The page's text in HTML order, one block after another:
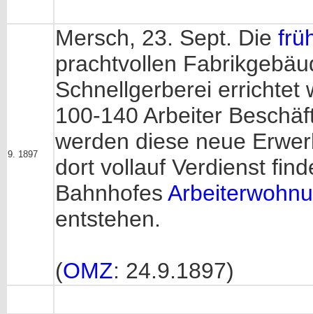
9. 1897
Mersch, 23. Sept. Die
prachtvollen
Schnellgerberei errichtet
100-140 Arbeiter
werden diese neue
dort vollauf Verdienst
Bahnhofes
entstehen.
(OMZ: 24.9.1897)